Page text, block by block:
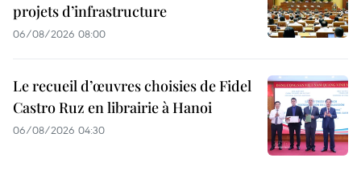
projets d’infrastructure
06/08/2026 08:00
Le recueil d’œuvres choisies de Fidel
Castro Ruz en librairie à Hanoi
06/08/2026 04:30